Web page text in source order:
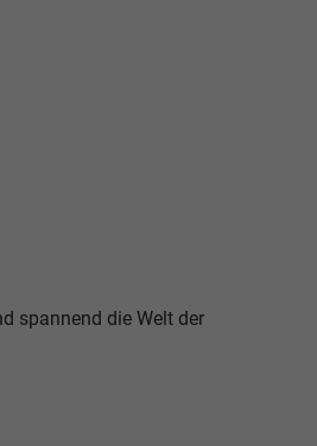
spannend die Welt der